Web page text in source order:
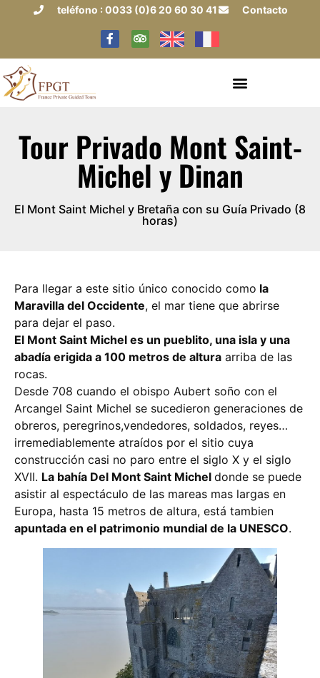
teléfono : 0033 (0)6 20 60 30 41 Contacto
Tour Privado Mont Saint-
Michel y Dinan
El Mont Saint Michel y Bretaña con su Guía Privado (8
horas)
Para llegar a este sitio único conocido como la
Maravilla del Occidente, el mar tiene que abrirse
para dejar el paso.
El Mont Saint Michel es un pueblito, una isla y una
abadía erigida a 100 metros de altura arriba de las
rocas.
Desde 708 cuando el obispo Aubert soño con el
Arcangel Saint Michel se sucedieron generaciones de
obreros, peregrinos,vendedores, soldados, reyes…
irremediablemente atraídos por el sitio cuya
construcción casi no paro entre el siglo X y el siglo
XVII. La bahía Del Mont Saint Michel donde se puede
asistir al espectáculo de las mareas mas largas en
Europa, hasta 15 metros de altura, está tambien
apuntada en el patrimonio mundial de la UNESCO.